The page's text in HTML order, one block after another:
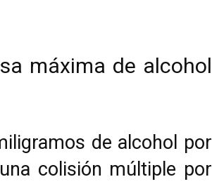
máxima de alcohol
de alcohol por
colisión múltiple por